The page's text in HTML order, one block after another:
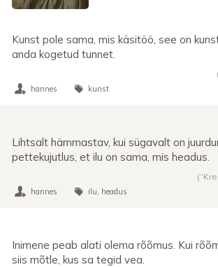
Kunst pole sama, mis käsitöö, see on
anda kogetud tunnet.
hannes kunst
Lihtsalt hämmastav, kui sügavalt on
pettekujutlus, et ilu on sama, mis headus.
hannes ilu headus
Inimene peab alati olema rõõmus. Kui
siis mõtle, kus sa tegid vea.